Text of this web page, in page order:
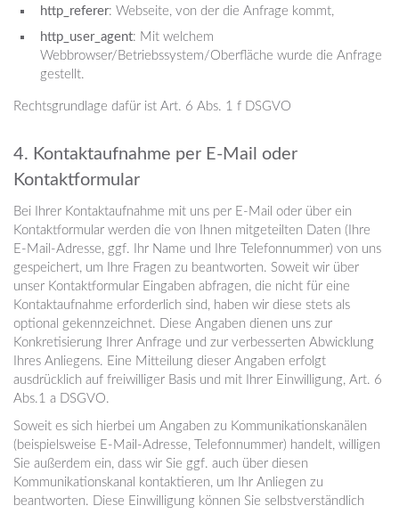
http_referer: Webseite, von der die Anfrage kommt,
http_user_agent: Mit welchem
Webbrowser/Betriebssystem/Oberfläche wurde die Anfrage
gestellt.
Rechtsgrundlage dafür ist Art. 6 Abs. 1 f DSGVO
4. Kontaktaufnahme per E-Mail oder
Kontaktformular
Bei Ihrer Kontaktaufnahme mit uns per E-Mail oder über ein
Kontaktformular werden die von Ihnen mitgeteilten Daten (Ihre
E-Mail-Adresse, ggf. Ihr Name und Ihre Telefonnummer) von uns
gespeichert, um Ihre Fragen zu beantworten. Soweit wir über
unser Kontaktformular Eingaben abfragen, die nicht für eine
Kontaktaufnahme erforderlich sind, haben wir diese stets als
optional gekennzeichnet. Diese Angaben dienen uns zur
Konkretisierung Ihrer Anfrage und zur verbesserten Abwicklung
Ihres Anliegens. Eine Mitteilung dieser Angaben erfolgt
ausdrücklich auf freiwilliger Basis und mit Ihrer Einwilligung, Art. 6
Abs.1 a DSGVO.
Soweit es sich hierbei um Angaben zu Kommunikationskanälen
(beispielsweise E-Mail-Adresse, Telefonnummer) handelt, willigen
Sie außerdem ein, dass wir Sie ggf. auch über diesen
Kommunikationskanal kontaktieren, um Ihr Anliegen zu
beantworten. Diese Einwilligung können Sie selbstverständlich